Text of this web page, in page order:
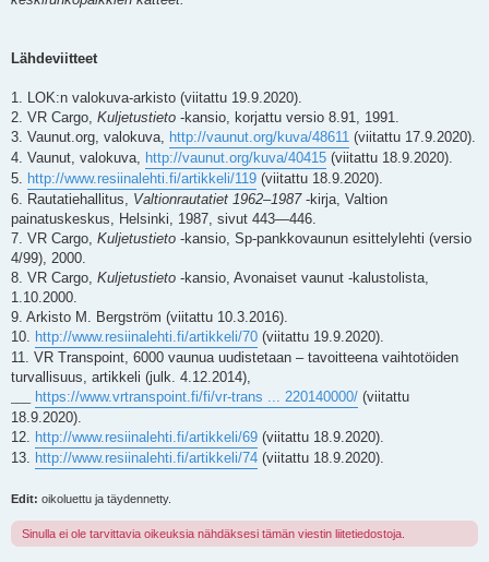
Lähdeviitteet
1. LOK:n valokuva-arkisto (viitattu 19.9.2020).
2. VR Cargo, Kuljetustieto -kansio, korjattu versio 8.91, 1991.
3. Vaunut.org, valokuva,
http://vaunut.org/kuva/48611 (viitattu 17.9.2020).
4. Vaunut, valokuva,
http://vaunut.org/kuva/40415 (viitattu 18.9.2020).
5.
http://www.resiinalehti.fi/artikkeli/119 (viitattu 18.9.2020).
6. Rautatiehallitus, Valtionrautatiet 1962–1987-kirja, Valtion
painatuskeskus, Helsinki, 1987, sivut 443—446.
7. VR Cargo, Kuljetustieto -kansio, Sp-pankkovaunun esittelylehti (versio
4/99), 2000.
8. VR Cargo, Kuljetustieto -kansio, Avonaiset vaunut -kalustolista,
1.10.2000.
9. Arkisto M. Bergström (viitattu 10.3.2016).
10.
http://www.resiinalehti.fi/artikkeli/70 (viitattu 19.9.2020).
11. VR Transpoint, 6000 vaunua uudistetaan – tavoitteena vaihtotöiden
turvallisuus, artikkeli (julk. 4.12.2014),
https://www.vrtranspoint.fi/fi/vr-trans ... 220140000/ (viitattu
18.9.2020).
12.
http://www.resiinalehti.fi/artikkeli/69 (viitattu 18.9.2020).
13.
http://www.resiinalehti.fi/artikkeli/74 (viitattu 18.9.2020).
Edit: oikoluettu ja täydennetty.
Sinulla ei ole tarvittavia oikeuksia nähdäksesi tämän viestin liitetiedostoja.